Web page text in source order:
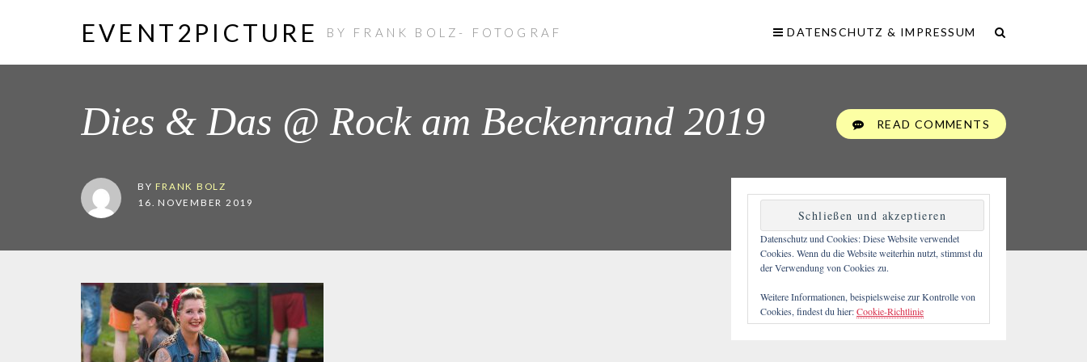
EVENT2PICTURE BY FRANK BOLZ- FOTOGRAF DATENSCHUTZ & IMPRESSUM
READ COMMENTS
Dies & Das @ Rock am Beckenrand 2019
BY FRANK BOLZ
16. NOVEMBER 2019
Datenschutz und Cookies: Diese Website verwendet
Cookies. Wenn du die Website weiterhin nutzt, stimmst du
der Verwendung von Cookies zu.
Weitere Informationen, beispielsweise zur Kontrolle von
Cookies, findest du hier:Cookie-Richtlinie